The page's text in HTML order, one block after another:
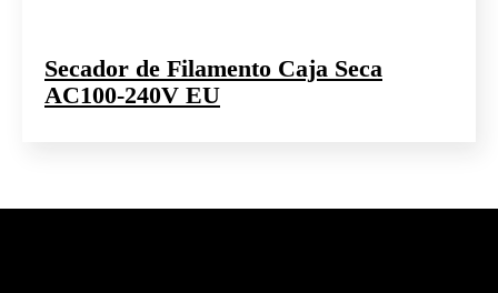
Secador de Filamento Caja Seca
AC100-240V EU